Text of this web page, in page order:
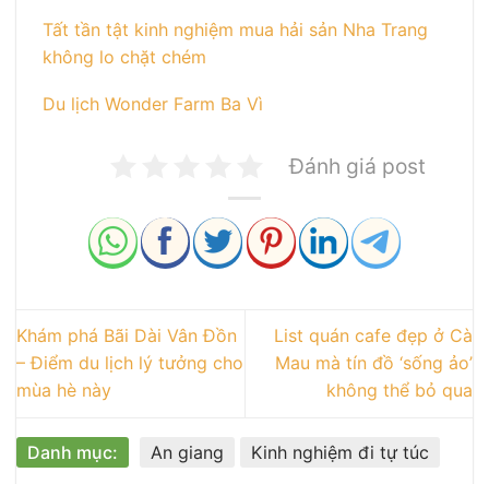
Tất tần tật kinh nghiệm mua hải sản Nha Trang
không lo chặt chém
Du lịch Wonder Farm Ba Vì
Đánh giá post
Khám phá Bãi Dài Vân Đồn
– Điểm du lịch lý tưởng cho
mùa hè này
List quán cafe đẹp ở Cà
Mau mà tín đồ ‘sống ảo’
không thể bỏ qua
Danh mục: An giang Kinh nghiệm đi tự túc